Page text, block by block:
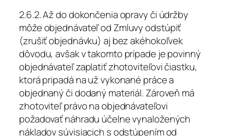
2.6.2. Až do dokončenia opravy či údržby
môže objednávateľ od Zmluvy odstúpiť
(zrušiť objednávku) aj bez akéhokoľvek
dôvodu, avšak v takomto prípade je povinný
objednávateľ zaplatiť zhotoviteľovi čiastku,
ktorá pripadá na už vykonané práce a
objednaný či dodaný materiál. Zároveň má
zhotoviteľ právo na objednávateľovi
požadovať náhradu účelne vynaložených
nákladov súvisiacich s odstúpením od